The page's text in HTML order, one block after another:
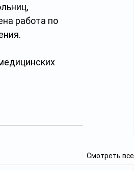
работа по
Смотреть все